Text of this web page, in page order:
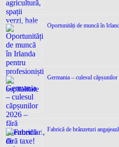
Oportunități de muncă în
Germania – culesul
Fabrică de brânzeturi